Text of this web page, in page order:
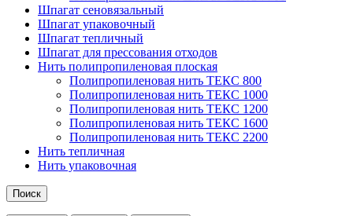
Шпагат сеновязальный
Шпагат упаковочный
Шпагат тепличный
Шпагат для прессования отходов
Нить полипропиленовая плоская
Полипропиленовая нить ТЕКС 800
Полипропиленовая нить ТЕКС 1000
Полипропиленовая нить ТЕКС 1200
Полипропиленовая нить ТЕКС 1600
Полипропиленовая нить ТЕКС 2200
Нить тепличная
Нить упаковочная
Поиск